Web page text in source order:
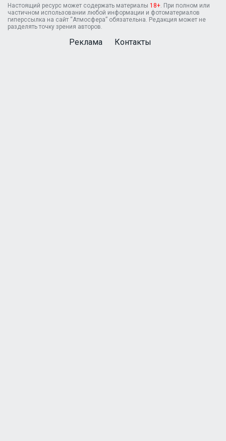
Настоящий ресурс может содержать материалы 18+ . При полном или
частичном использовании любой информации и фотоматериалов
гиперссылка на сайт “Атмосфера” обязательна. Редакция может не
разделять точку зрения авторов.
Реклама Контакты